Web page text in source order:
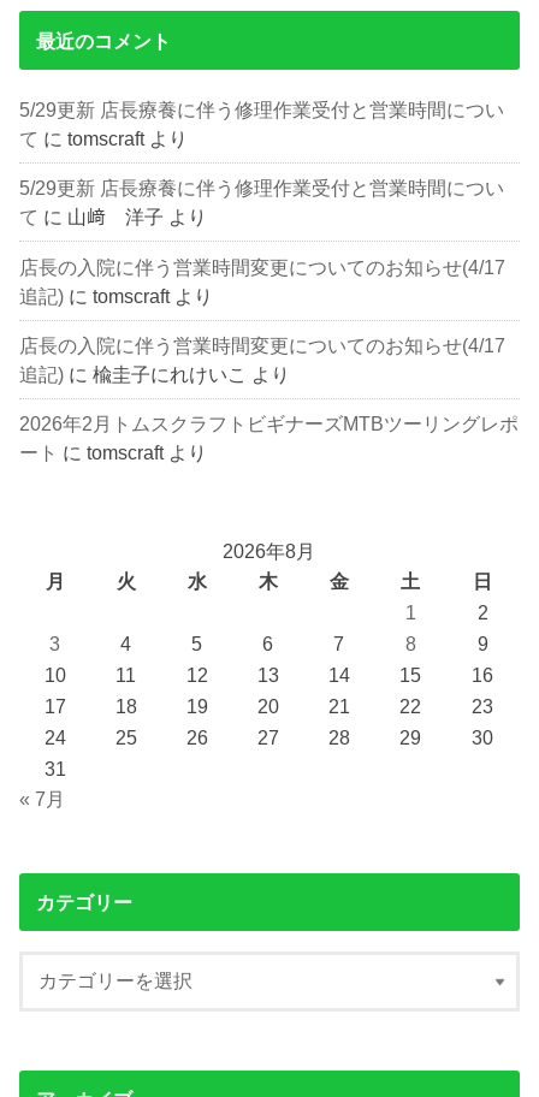
最近のコメント
5/29更新 店長療養に伴う修理作業受付と営業時間につい
て にtomscraftより
5/29更新 店長療養に伴う修理作業受付と営業時間につい
て に 山﨑 洋子 より
店長の入院に伴う営業時間変更についてのお知らせ(4/17
追記) にtomscraftより
店長の入院に伴う営業時間変更についてのお知らせ(4/17
追記) に楡圭子にれけいこ より
2026年2月トムスクラフトビギナーズMTBツーリングレポ
ート にtomscraftより
2026年8月
月
火 水 木 金 土
日
1
2
3
4 5 6 7 8
9
10
11 12 13 14 15
16
17
18 19 20 21 22
23
24
25 26 27 28 29
30
31
« 7月
カテゴリー